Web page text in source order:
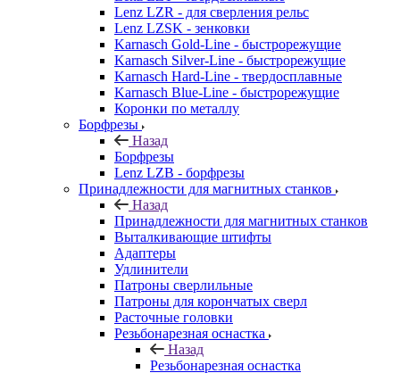
Lenz LZR - для сверления рельс
Lenz LZSK - зенковки
Karnasch Gold-Line - быстрорежущие
Karnasch Silver-Line - быстрорежущие
Karnasch Hard-Line - твердосплавные
Karnasch Blue-Line - быстрорежущие
Коронки по металлу
Борфрезы
Назад
Борфрезы
Lenz LZB - борфрезы
Принадлежности для магнитных станков
Назад
Принадлежности для магнитных станков
Выталкивающие штифты
Адаптеры
Удлинители
Патроны сверлильные
Патроны для корончатых сверл
Расточные головки
Резьбонарезная оснастка
Назад
Резьбонарезная оснастка